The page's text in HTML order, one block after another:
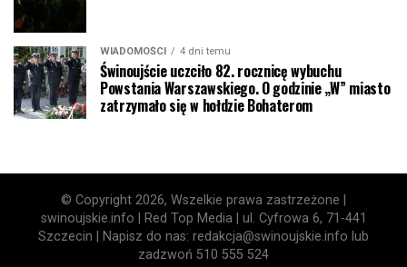
WIADOMOŚCI 4 dni temu
Świnoujście uczciło 82. rocznicę wybuchu
Powstania Warszawskiego. O godzinie „W” miasto
zatrzymało się w hołdzie Bohaterom
© Copyright 2026, Wszelkie prawa zastrzeżone |
swinoujskie.info | Red Top Media | ul. Cyfrowa 6, 71-441
Szczecin | Napisz do nas: redakcja@swinoujskie.info lub
zadzwoń 510 555 524